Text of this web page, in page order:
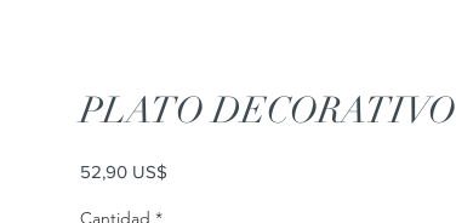
PLATO DECORATIVO
52,90 US$
Cantidad *